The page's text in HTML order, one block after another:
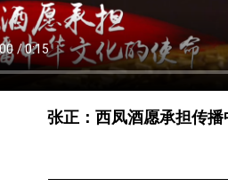
张正：西凤酒愿承担传